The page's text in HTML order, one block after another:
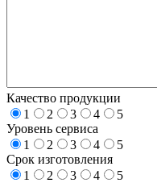
Качество продукции
1
2 3 4
5
Уровень сервиса
1
2 3 4
5
Срок изготовления
1
2 3 4
5